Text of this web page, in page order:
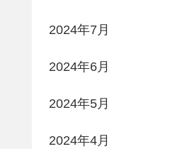
2024年7月
2024年6月
2024年5月
2024年4月